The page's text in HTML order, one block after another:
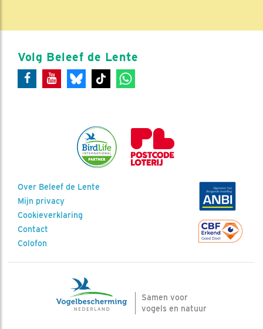
Volg Beleef de Lente
Over Beleef de Lente
Mijn privacy
Cookieverklaring
Contact
Colofon
Samen voor
vogels en natuur